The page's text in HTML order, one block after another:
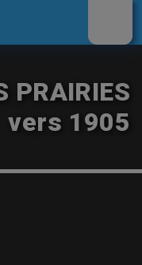
PRAIRIES
vers 1905